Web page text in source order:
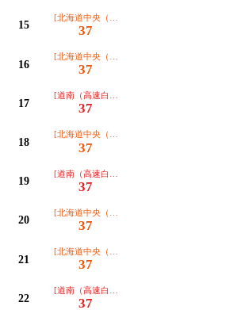
15
[北海道中央（高速むろらん号）]
37
16
[北海道中央（高速むろらん号）]
37
17
[道南（高速白鳥号）]
37
18
[北海道中央（高速むろらん号）]
37
19
[道南（高速白鳥号）]
37
20
[北海道中央（高速むろらん号）]
37
21
[北海道中央（高速むろらん号）]
37
22
[道南（高速白鳥号）]
37